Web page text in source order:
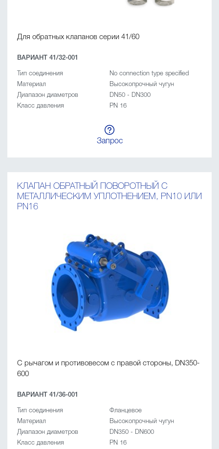
Для обратных клапанов серии 41/60
ВАРИАНТ 41/32-001
Тип соединения
No connection type specified
Материал
Высокопрочный чугун
Диапазон диаметров
DN50 - DN300
Класс давления
PN 16
Запрос
КЛАПАН ОБРАТНЫЙ ПОВОРОТНЫЙ C
МЕТАЛЛИЧЕСКИМ УПЛОТНЕНИЕМ, PN10 ИЛИ
PN16
C рычагом и противовесом с правой стороны, DN350-
600
ВАРИАНТ 41/36-001
Тип соединения
Фланцевое
Материал
Высокопрочный чугун
Диапазон диаметров
DN350 - DN600
Класс давления
PN 16